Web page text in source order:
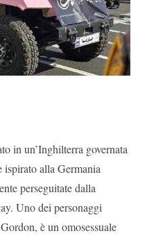
in un’Inghilterra governata
ispirato alla Germania
perseguitate dalla
Uno dei personaggi
è un omosessuale